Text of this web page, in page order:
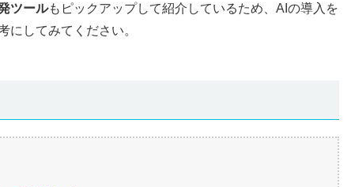
ツールもピックアップして紹介しているため、AIの導入を
にしてみてください。